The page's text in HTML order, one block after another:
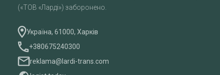
(«ТОВ «Ларді») заборонено.
Україна, 61000, Харків
+380675240300
reklama@lardi-trans.com